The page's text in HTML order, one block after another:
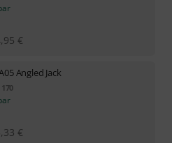
€
Angled Jack
170
€